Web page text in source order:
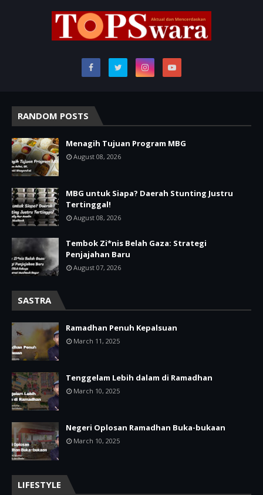
RANDOM POSTS
Menagih Tujuan Program MBG
August 08, 2026
MBG untuk Siapa? Daerah Stunting Justru
Tertinggal!
August 08, 2026
Tembok Zi*nis Belah Gaza: Strategi
Penjajahan Baru
August 07, 2026
SASTRA
Ramadhan Penuh Kepalsuan
March 11, 2025
Tenggelam Lebih dalam di Ramadhan
March 10, 2025
Negeri Oplosan Ramadhan Buka-bukaan
March 10, 2025
LIFESTYLE